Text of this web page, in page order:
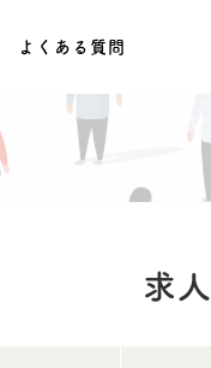
よくある質問
求